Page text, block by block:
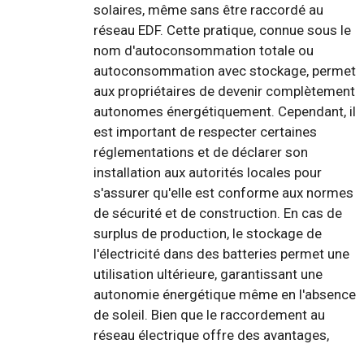
solaires, même sans être raccordé au
réseau EDF. Cette pratique, connue sous le
nom d'autoconsommation totale ou
autoconsommation avec stockage, permet
aux propriétaires de devenir complètement
autonomes énergétiquement. Cependant, il
est important de respecter certaines
réglementations et de déclarer son
installation aux autorités locales pour
s'assurer qu'elle est conforme aux normes
de sécurité et de construction. En cas de
surplus de production, le stockage de
l'électricité dans des batteries permet une
utilisation ultérieure, garantissant une
autonomie énergétique même en l'absence
de soleil. Bien que le raccordement au
réseau électrique offre des avantages,